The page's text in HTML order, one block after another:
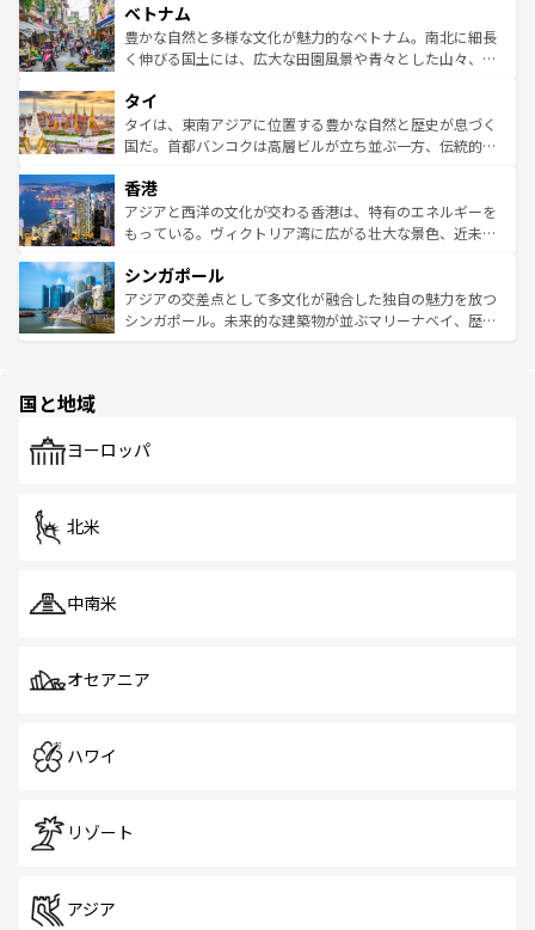
参照してほしい。
容にもいいと評判のスイーツなど、バラエティ豊かな料理
が味わえる。 なお、新着の台湾情報は コンテンツ一覧を参
照してほしい。
き、地方に足を延ばせば四季折々の自然美を楽しむことが
できる。そして、キムチや焼肉、絶品のストリートフード
まで、さまざまな韓国料理が待っている。夜には、韓国な
リティに包まれながら、韓国の多彩な魅力を心ゆくまで味
わってみてほしい。 なお、新着の韓国情報はコンテンツ一
覧を参照してほしい。
ベトナム
豊かな自然と多様な文化が魅力的なベトナム。南北に細長
く伸びる国土には、広大な田園風景や青々とした山々、世
急速な発展と共に伝統が息づく。ハノイの古い町並みやホ
ーチミン市のフランス統治時代の建物も、独特の雰囲気を
醸し出している。また、バラエティの豊かさとおいしさで
とつ。フォーやバインミー、ベトナムコーヒーなどは、ぜ
ひ現地で味わいたい。どの地域を訪れてもあたたかい人々
が旅行者を迎えてくれるので、きっと忘れられない旅にな
参照してほしい。
タイ
タイは、東南アジアに位置する豊かな自然と歴史が息づく
国だ。首都バンコクは高層ビルが立ち並ぶ一方、伝統的な
の活気が交差している。北部ではチェンマイなどの山岳地
帯で自然と触れ合い、南部ではプーケットやクラビの美し
いビーチでリゾート気分を楽しむことができる。タイ料理
激する。気候は一年中温暖で、どの季節にも異なる楽しみ
が待っている。親しみやすいタイの人々、仏教を中心とし
た文化、そして多様な観光資源が、訪れる旅人を魅了し続
香港
アジアと西洋の文化が交わる香港は、特有のエネルギーを
もっている。ヴィクトリア湾に広がる壮大な景色、近未来
み、どこを訪れても感動するはず。観光スポットが密集し
ており、効率よく見どころを回れるのも魅力。息をのむよ
うな絶景から文化的な体験まで、香港を存分に楽しみ尽く
シンガポール
アジアの交差点として多文化が融合した独自の魅力を放つ
シンガポール。未来的な建築物が並ぶマリーナベイ、歴史
で、ホーカーズは地元の風情を楽しめる外せないスポット
国と地域
ヨーロッパ
北米
中南米
オセアニア
ハワイ
リゾート
アジア